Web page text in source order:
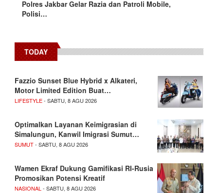
Polres Jakbar Gelar Razia dan Patroli Mobile,
Polisi…
TODAY
Fazzio Sunset Blue Hybrid x Alkateri,
Motor Limited Edition Buat…
LIFESTYLE- SABTU, 8 AGU 2026
Optimalkan Layanan Keimigrasian di
Simalungun, Kanwil Imigrasi Sumut…
SUMUT- SABTU, 8 AGU 2026
Wamen Ekraf Dukung Gamifikasi RI-Rusia
Promosikan Potensi Kreatif
NASIONAL- SABTU, 8 AGU 2026